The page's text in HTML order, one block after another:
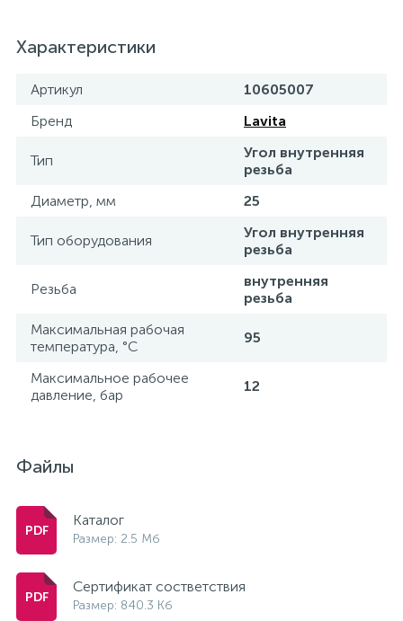
Характеристики
Артикул
10605007
Бренд
Lavita
Тип
Угол внутренняя
резьба
Диаметр, мм
25
Тип оборудования
Угол внутренняя
резьба
Резьба
внутренняя
резьба
Максимальная рабочая
температура, °С
95
Максимальное рабочее
давление, бар
12
Файлы
Каталог
Размер: 2.5 Мб
Сертификат состветствия
Размер: 840.3 Кб